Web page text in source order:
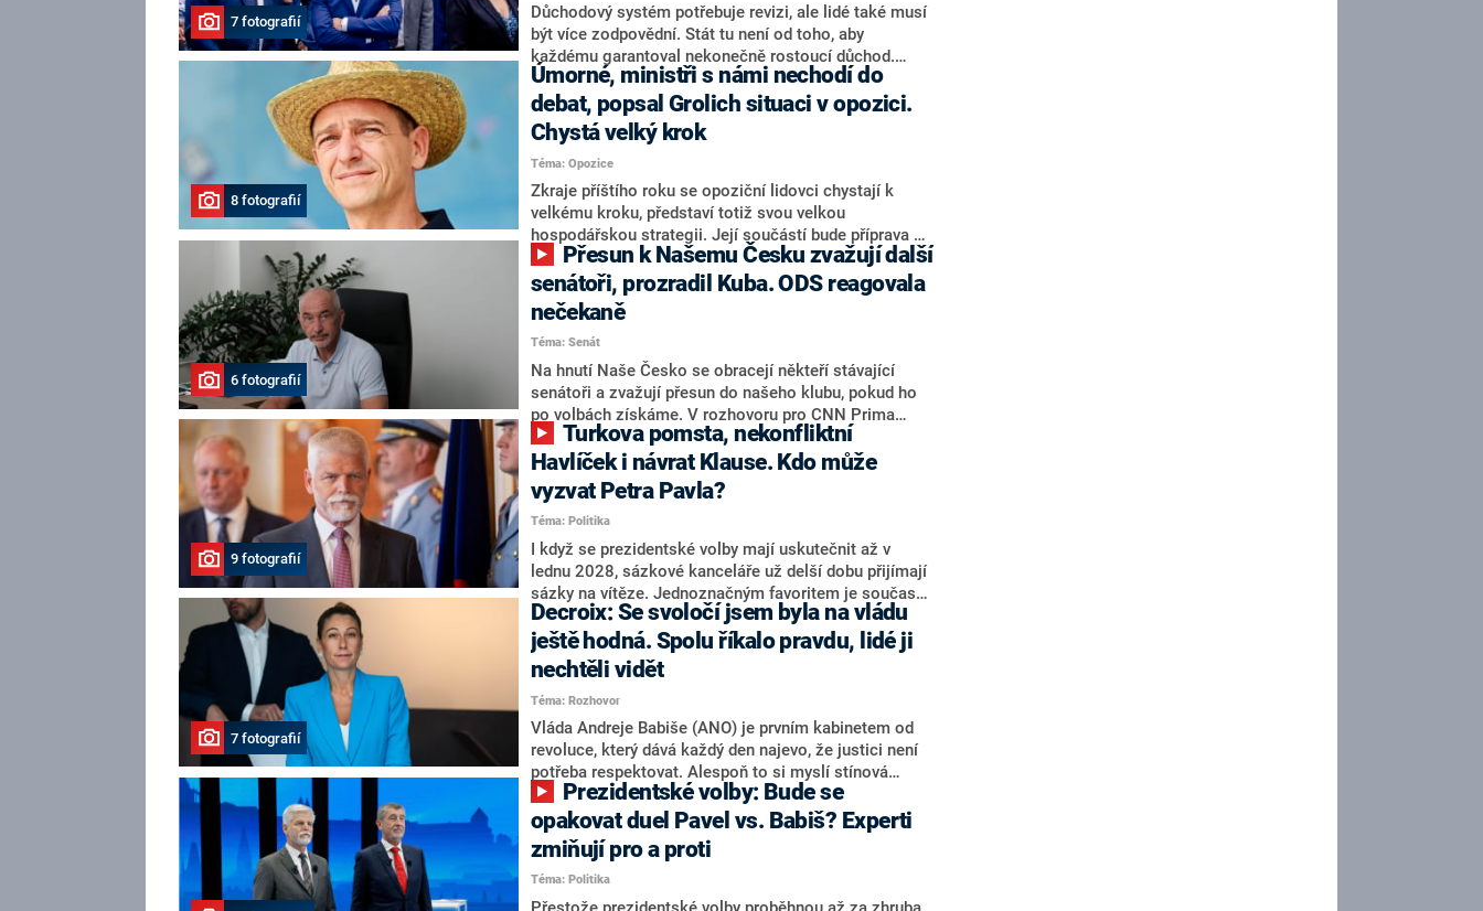
7 fotografií
Důchodový systém potřebuje revizi, ale lidé také musí
být více zodpovědní. Stát tu není od toho, aby
každému garantoval nekonečně rostoucí důchod.
Chybí tu nový systém a my ho představíme,řekl
hejtman Jihočeského kraje a předseda hnutí Naše
Česko Martin Kuba v rozhovoru pro CNN Prima NEWS.
V čele státu pak podle něj nemůže být člověk, který by
střetem zájmů omezoval čerpání financí a rozvoj,
dodal. Řešení u Andreje Babiše ale hodnotit nechtěl.
8 fotografií
Úmorné, ministři s námi nechodí do
debat, popsal Grolich situaci v opozici.
Chystá velký krok
Téma: Opozice
Zkraje příštího roku se opoziční lidovci chystají k
velkému kroku, představí totiž svou velkou
hospodářskou strategii. Její součástí bude příprava na
stárnutí populace, řekl ve středu na setkání s novináři
nový předseda lidovců Jan Grolich. Ten zároveň v
senátních volbách kandiduje ve Vyškově. Popsal i
aktivitu opozice, o níž vládní strany nebo političtí
komentátoři mluví jako o slabé a v defenzivě. „Je to
úmorná práce upozorňovat na chyby vlády. Ministři s
námi navíc nechodí do debat. Chceme ale ukazovat
svoje témata,“ odpověděl Grolich na dotaz CNN Prima
NEWS.
6 fotografií
senátoři, prozradil Kuba. ODS reagovala
nečekaně
Téma: Senát
Na hnutí Naše Česko se obracejí někteří stávající
senátoři a zvažují přesun do našeho klubu, pokud ho
po volbách získáme. V rozhovoru pro CNN Prima
NEWS to řekl zakladatel hnutí a jihočeský hejtman
Martin Kuba. Konkrétní nebyl, ale získat by takto mohl
například senátora Zdeňka Hrabu, který je dnes
součástí klubu ODS a TOP 09. Hraba to na dotaz
redakce nevyloučil. Předseda klubu senátorů ODS
Zdeněk Nytra redakci řekl, že počítá s odchodem
některých senátorů z klubu a že Naše Česko není
nepřítel, ale soupeř.
9 fotografií
Havlíček i návrat Klause. Kdo může
vyzvat Petra Pavla?
Téma: Politika
I když se prezidentské volby mají uskutečnit až v
lednu 2028, sázkové kanceláře už delší dobu přijímají
sázky na vítěze. Jednoznačným favoritem je současná
hlava státu Petr Pavel. Daleko za ním pak bookmakeři
zmiňují dva výrazné politiky ANO, tedy premiéra
Andreje Babiše a ministra průmyslu Karla Havlíčka.
Oblíbeným tipem samotných sázkařů je poslanec za
Motoristy Filip Turek. Politolog Jan Kubáček nicméně
o případné kandidatuře kohokoliv ze zmíněné trojice
značně pochybuje. Podle něj současná koalice dosud
nemá osobu, která by Pavlovi mohla konkurovat.
7 fotografií
Decroix: Se svoločí jsem byla na vládu
ještě hodná. Spolu říkalo pravdu, lidé ji
nechtěli vidět
Téma: Rozhovor
Vláda Andreje Babiše (ANO) je prvním kabinetem od
revoluce, který dává každý den najevo, že justici není
potřeba respektovat. Alespoň to si myslí stínová
ministryně spravedlnosti ODS Eva Decroix. V
rozhovoru pro CNN Prima NEWS si nebrala servítky
ohledně politického výkonu svého nástupce Jeronýma
Tejce (za ANO) či vládní zmocněnkyně pro lidská
práva Taťány Malé (ANO). Označením „svoloč“ na
adresu vlády prý byla ještě hodná. Decroix se také
opakovat duel Pavel vs. Babiš? Experti
zmiňují pro a proti
Téma: Politika